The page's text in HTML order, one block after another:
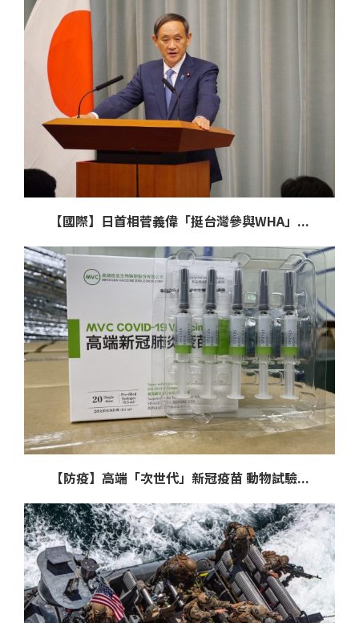
【國際】日首相菅義偉「挺台灣參與WHA」...
【防疫】高端「次世代」新冠疫苗 動物試驗...